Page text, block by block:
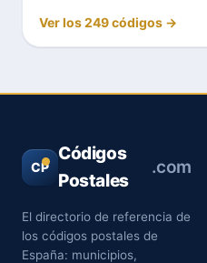
Ver los 249 códigos →
CP
Códigos
Postales
.com
El directorio de referencia de
los códigos postales de
España: municipios,